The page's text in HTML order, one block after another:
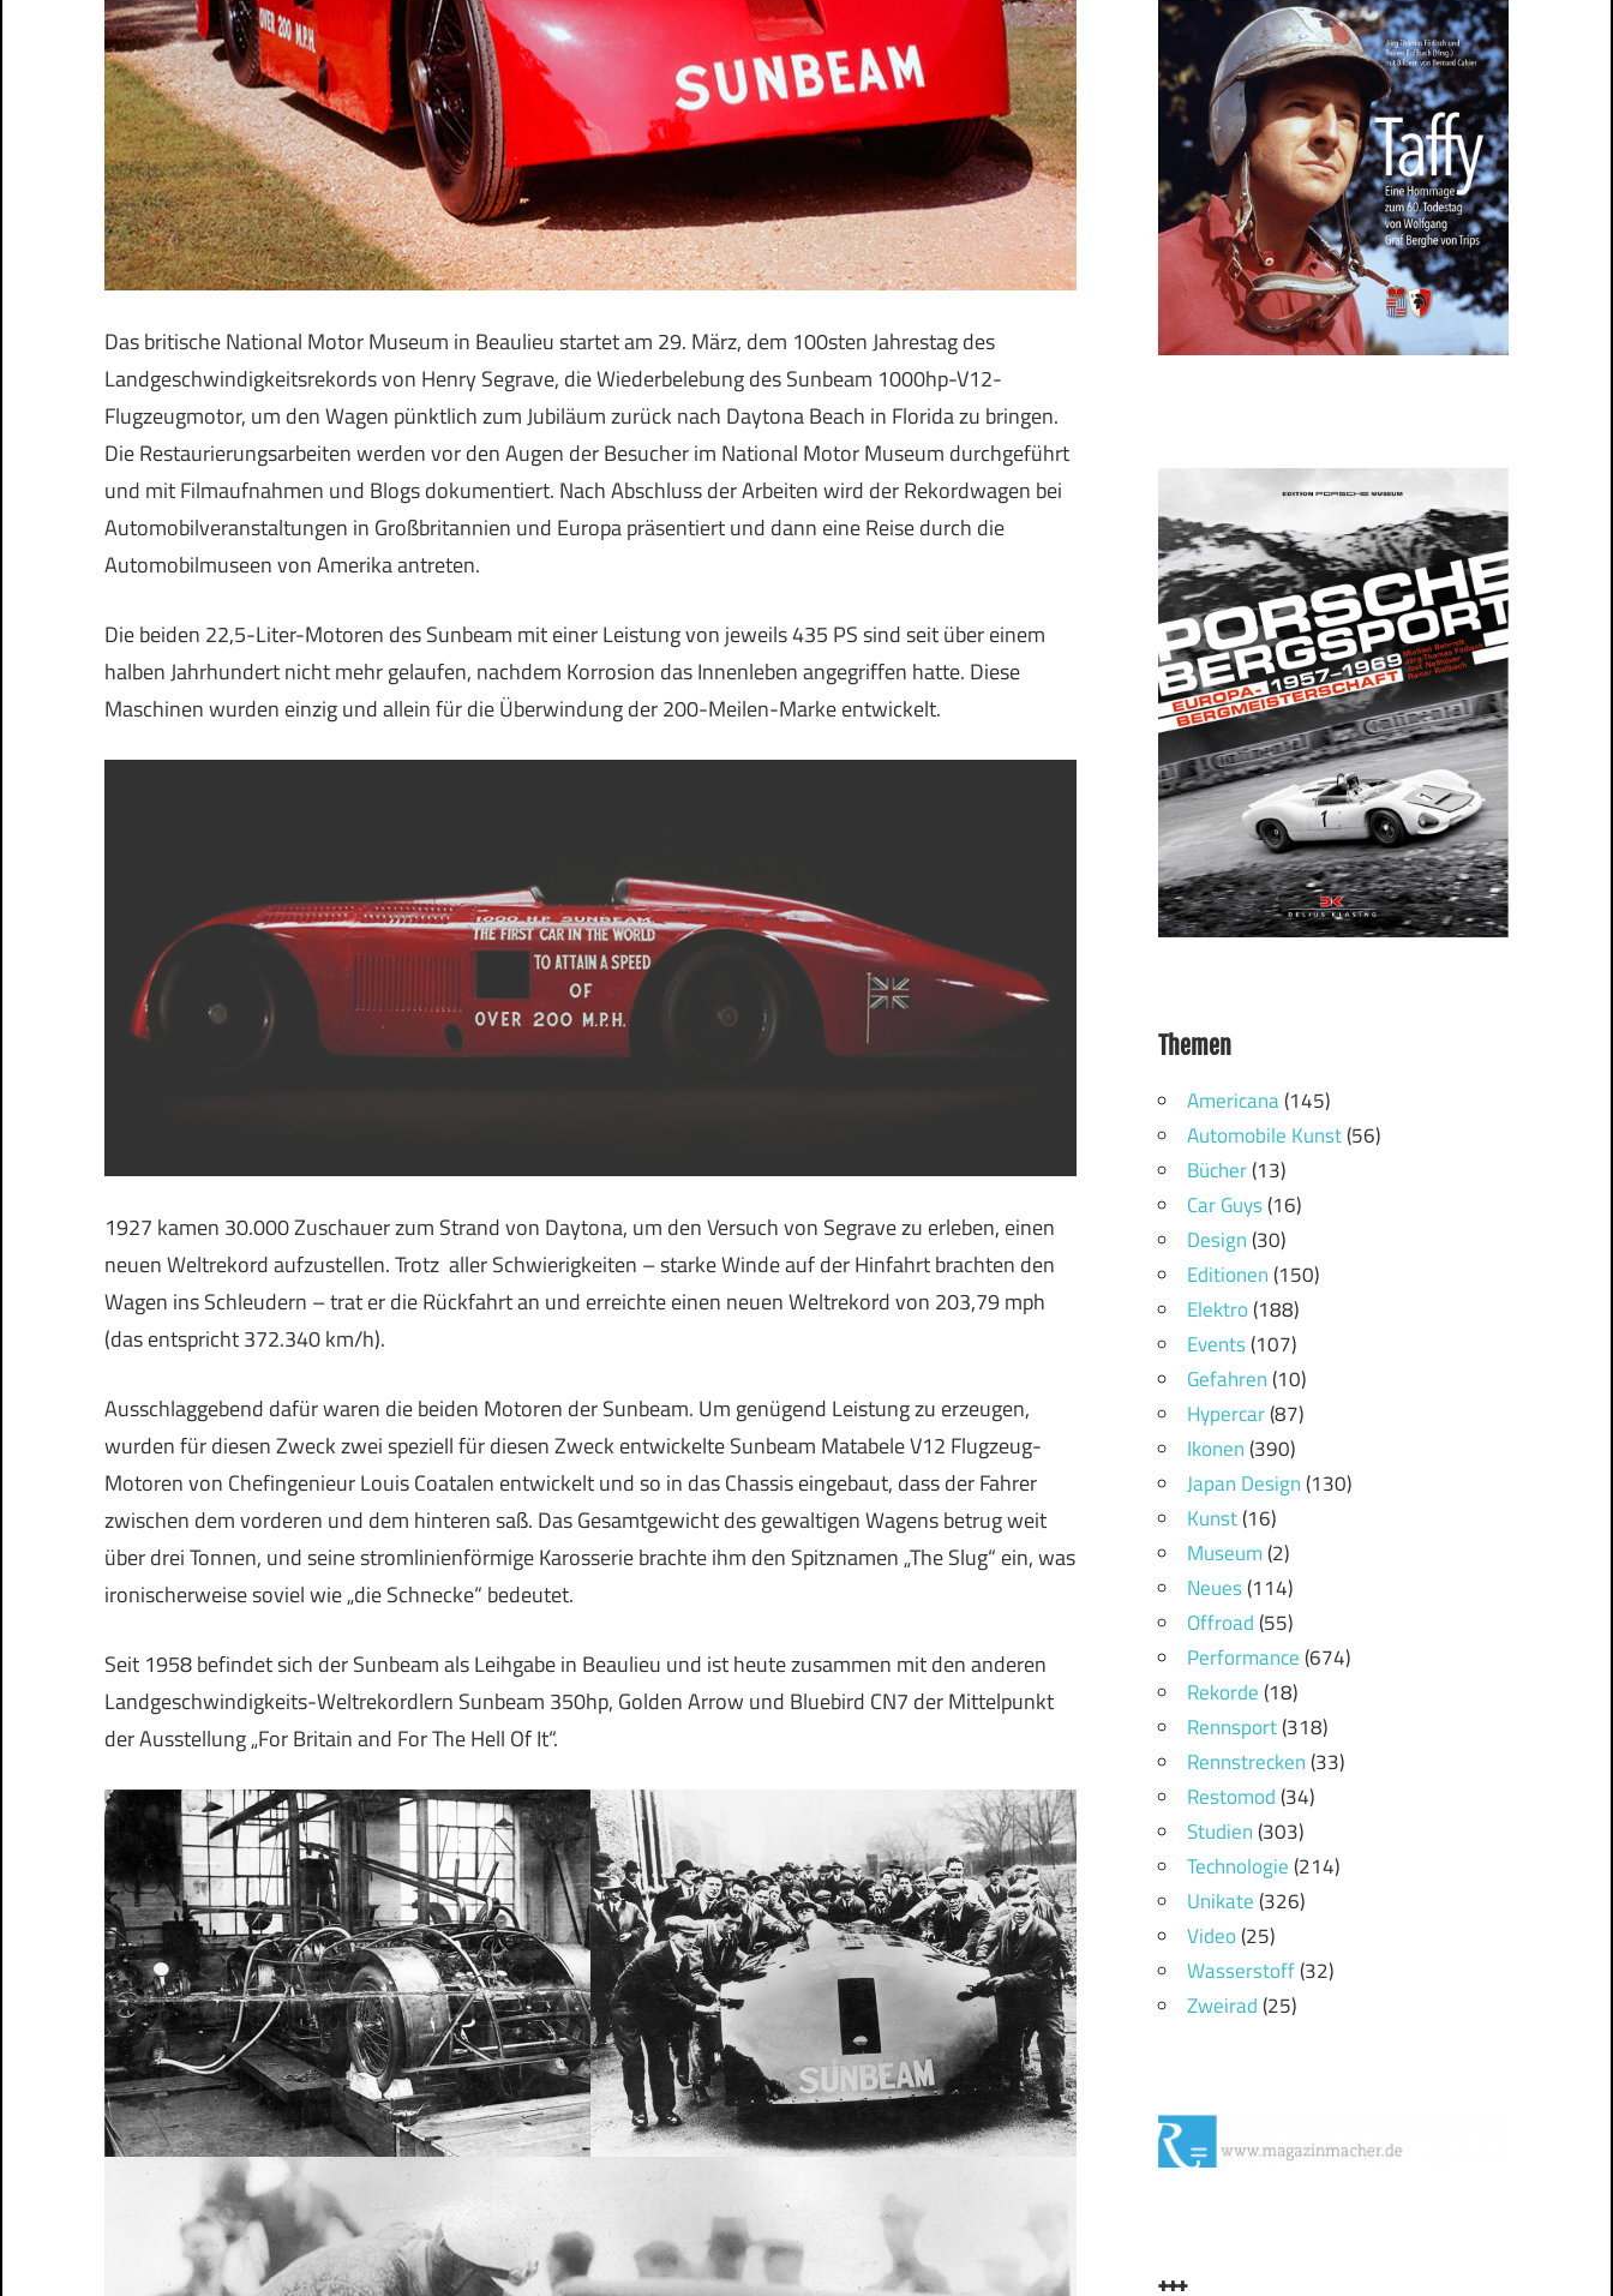
Das britische National Motor Museum in Beaulieu startet am 29. März, dem 100sten Jahrestag des
Landgeschwindigkeitsrekords von Henry Segrave, die Wiederbelebung des Sunbeam 1000hp-V12-
Flugzeugmotor, um den Wagen pünktlich zum Jubiläum zurück nach Daytona Beach in Florida zu bringen.
Die Restaurierungsarbeiten werden vor den Augen der Besucher im National Motor Museum durchgeführt
und mit Filmaufnahmen und Blogs dokumentiert. Nach Abschluss der Arbeiten wird der Rekordwagen bei
Automobilveranstaltungen in Großbritannien und Europa präsentiert und dann eine Reise durch die
Automobilmuseen von Amerika antreten.
Die beiden 22,5-Liter-Motoren des Sunbeam mit einer Leistung von jeweils 435 PS sind seit über einem
halben Jahrhundert nicht mehr gelaufen, nachdem Korrosion das Innenleben angegriffen hatte. Diese
Maschinen wurden einzig und allein für die Überwindung der 200-Meilen-Marke entwickelt.
1927 kamen 30.000 Zuschauer zum Strand von Daytona, um den Versuch von Segrave zu erleben, einen
neuen Weltrekord aufzustellen. Trotz aller Schwierigkeiten – starke Winde auf der Hinfahrt brachten den
Wagen ins Schleudern – trat er die Rückfahrt an und erreichte einen neuen Weltrekord von 203,79 mph
(das entspricht 372.340 km/h).
Ausschlaggebend dafür waren die beiden Motoren der Sunbeam. Um genügend Leistung zu erzeugen,
wurden für diesen Zweck zwei speziell für diesen Zweck entwickelte Sunbeam Matabele V12 Flugzeug-
Motoren von Chefingenieur Louis Coatalen entwickelt und so in das Chassis eingebaut, dass der Fahrer
zwischen dem vorderen und dem hinteren saß. Das Gesamtgewicht des gewaltigen Wagens betrug weit
über drei Tonnen, und seine stromlinienförmige Karosserie brachte ihm den Spitznamen „The Slug“ ein, was
ironischerweise soviel wie „die Schnecke“ bedeutet.
Seit 1958 befindet sich der Sunbeam als Leihgabe in Beaulieu und ist heute zusammen mit den anderen
Landgeschwindigkeits-Weltrekordlern Sunbeam 350hp, Golden Arrow und Bluebird CN7 der Mittelpunkt
der Ausstellung „For Britain and For The Hell Of It“.
Themen
Americana(145)
Automobile Kunst(56)
Bücher(13)
Car Guys(16)
Design(30)
Editionen(150)
Elektro(188)
Events(107)
Gefahren(10)
Hypercar(87)
Ikonen(390)
Japan Design(130)
Kunst(16)
Museum(2)
Neues(114)
Offroad(55)
Performance(674)
Rekorde(18)
Rennsport(318)
Rennstrecken(33)
Restomod(34)
Studien(303)
Technologie(214)
Unikate(326)
Video(25)
Wasserstoff(32)
Zweirad(25)
+++